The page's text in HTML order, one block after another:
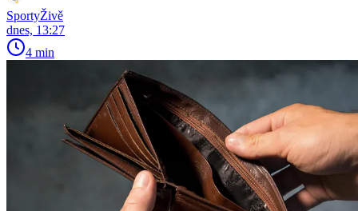
SportyŽivě
dnes, 13:27
4 min